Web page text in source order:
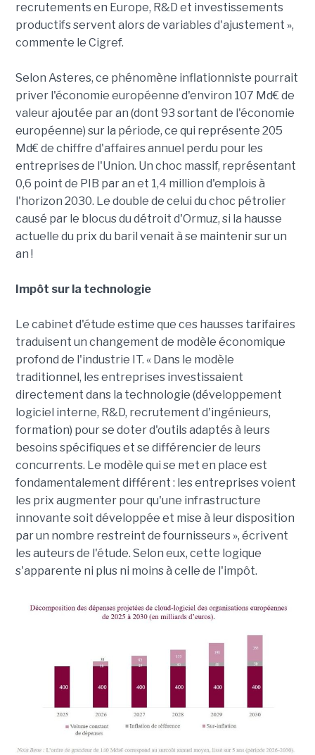
recrutements en Europe, R&D et investissements
productifs servent alors de variables d'ajustement »,
commente le Cigref.
Selon Asteres, ce phénomène inflationniste pourrait
priver l'économie européenne d'environ 107 Md€ de
valeur ajoutée par an (dont 93 sortant de l'économie
européenne) sur la période, ce qui représente 205
Md€ de chiffre d'affaires annuel perdu pour les
entreprises de l'Union. Un choc massif, représentant
0,6 point de PIB par an et 1,4 million d'emplois à
l'horizon 2030. Le double de celui du choc pétrolier
causé par le blocus du détroit d'Ormuz, si la hausse
actuelle du prix du baril venait à se maintenir sur un
an !
Impôt sur la technologie
Le cabinet d'étude estime que ces hausses tarifaires
traduisent un changement de modèle économique
profond de l'industrie IT. « Dans le modèle
traditionnel, les entreprises investissaient
directement dans la technologie (développement
logiciel interne, R&D, recrutement d'ingénieurs,
formation) pour se doter d'outils adaptés à leurs
besoins spécifiques et se différencier de leurs
concurrents. Le modèle qui se met en place est
fondamentalement différent : les entreprises voient
les prix augmenter pour qu'une infrastructure
innovante soit développée et mise à leur disposition
par un nombre restreint de fournisseurs », écrivent
les auteurs de l'étude. Selon eux, cette logique
s'apparente ni plus ni moins à celle de l'impôt.